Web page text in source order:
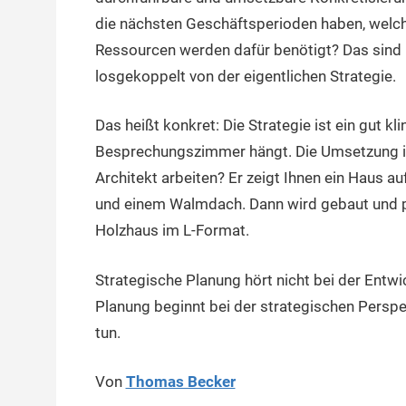
die nächsten Geschäftsperioden haben,
Ressourcen werden dafür benötigt? Das
losgekoppelt von der eigentlichen Strategie.
Das heißt konkret: Die Strategie ist ein gut
Besprechungszimmer hängt. Die
Architekt arbeiten? Er zeigt Ihnen ein Haus
und einem Walmdach. Dann wird gebaut
Holzhaus im L-Format.
Strategische Planung hört nicht bei der
Planung beginnt bei der strategischen
tun.
Von Thomas Becker